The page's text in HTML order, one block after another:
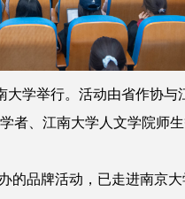
大学举行。活动由省作协与
者 江南大学 人文学院师
的品牌活动，已走进南京